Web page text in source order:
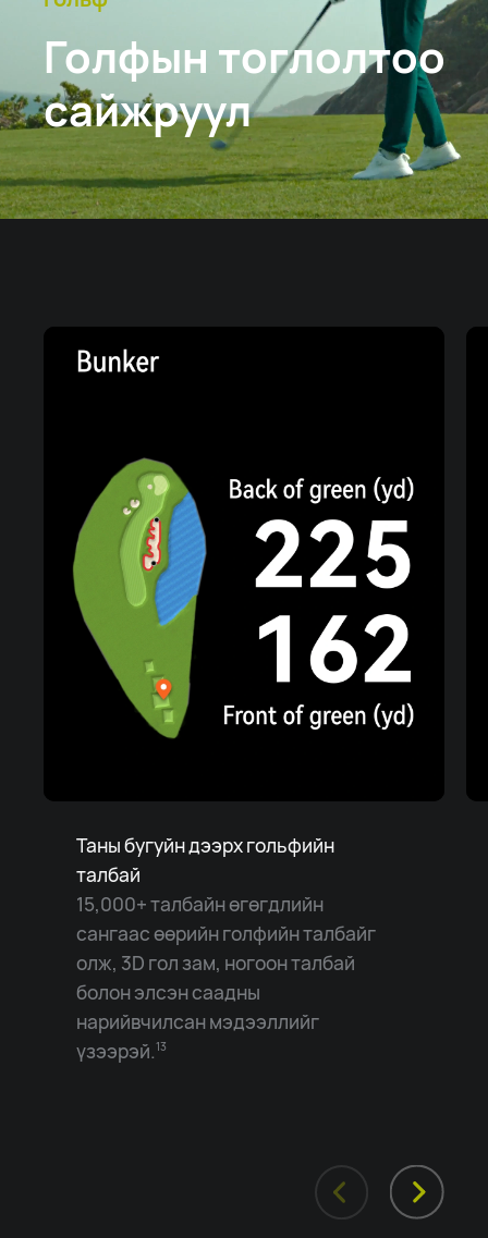
Голфын тоглолтоо
сайжруул
Таны бугуйн дээрх гольфийн
талбай
15,000+ талбайн өгөгдлийн
сангаас өөрийн голфийн талбайг
олж, 3D гол зам, ногоон талбай
болон элсэн саадны
нарийвчилсан мэдээллийг
үзээрэй.13